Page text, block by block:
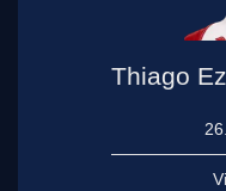
Thiago